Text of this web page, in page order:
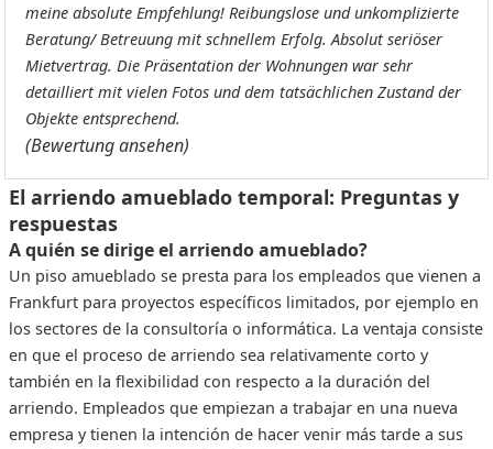
meine absolute Empfehlung! Reibungslose und unkomplizierte
Beratung/ Betreuung mit schnellem Erfolg. Absolut seriöser
Mietvertrag. Die Präsentation der Wohnungen war sehr
detailliert mit vielen Fotos und dem tatsächlichen Zustand der
Objekte entsprechend.
(Bewertung ansehen)
El arriendo amueblado temporal: Preguntas y
respuestas
A quién se dirige el arriendo amueblado?
Un piso amueblado se presta para los empleados que vienen a
Frankfurt para proyectos específicos limitados, por ejemplo en
los sectores de la consultoría o informática. La ventaja consiste
en que el proceso de arriendo sea relativamente corto y
también en la flexibilidad con respecto a la duración del
arriendo. Empleados que empiezan a trabajar en una nueva
empresa y tienen la intención de hacer venir más tarde a sus